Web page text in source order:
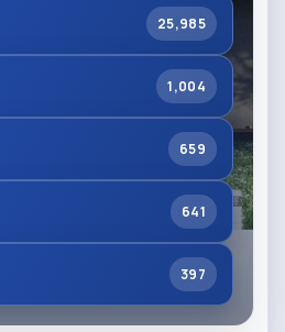
25,985
1,004
659
641
397